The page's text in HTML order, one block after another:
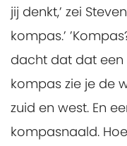
jij denkt,’ zei
kompas.’
dacht dat dat een
kompas zie je de
zuid en west. En
kompasnaald.